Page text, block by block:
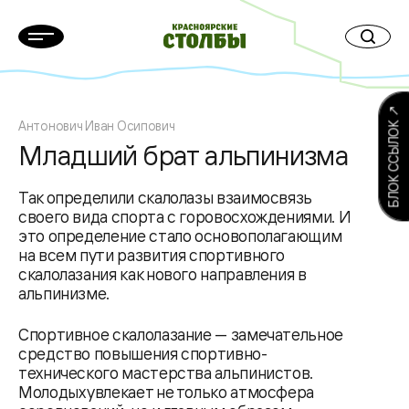
Антонович Иван Осипович
Младший брат альпинизма
Так определили скалолазы взаимосвязь
своего вида спорта с горовосхождениями. И
это определение стало основополагающим
на всем пути развития спортивного
скалолазания как нового направления в
альпинизме.
Спортивное скалолазание — замечательное
средство повышения спортивно-
технического мастерства альпинистов.
Молодых увлекает не только атмосфера
БЛОК ССЫЛОК ↗